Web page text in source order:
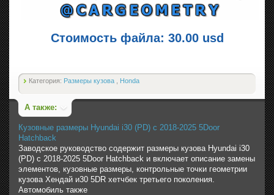
Стоимость файла: 30.00 usd
Категория: Размеры кузова Honda
А также:
Кузовные размеры Hyundai i30 (PD) с 2018-2025 5Door
Hatchback
Заводское руководство содержит размеры кузова Hyundai i30
(PD) с 2018-2025 5Door Hatchback и включает описание замены
элементов, кузовные размеры, контрольные точки геометрии
кузова Хендай и30 5DR хетчбек третьего поколения.
Автомобиль также